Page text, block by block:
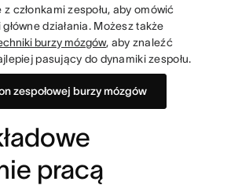
członkami zespołu, aby omówić
działania. Możesz także
burzy mózgów, aby znaleźć
pasujący do dynamiki zespołu.
zespołowej burzy mózgów
pracą